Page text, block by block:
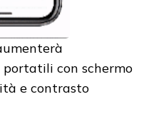
con schermo
e contrasto